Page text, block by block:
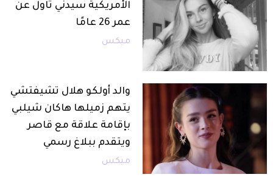
الأمريكية سيدني تاول عن
عمر 26 عامًا
ميكس
والد أولكو هلال تشيفتشي
يتهم زميلها هاكان شيلبي
بإقامة علاقة مع قاصر
ويتقدم ببلاغ رسمي
ميكس